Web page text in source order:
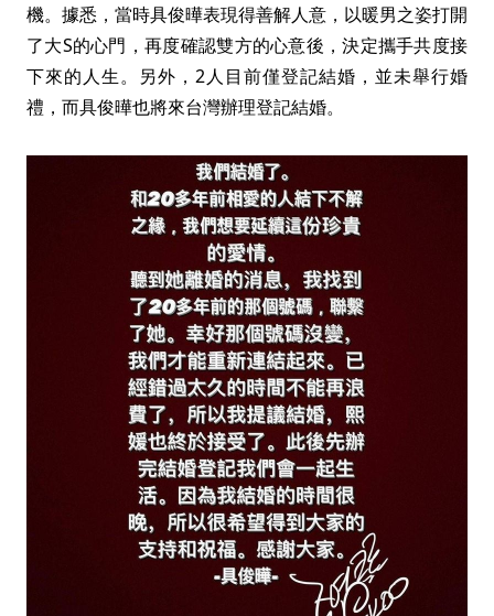
機。據悉，當時具俊曄表現得善解人意，以暖男之姿打開
了大S的心門，再度確認雙方的心意後，決定攜手共度接
下來的人生。另外，2人目前僅登記結婚，並未舉行婚
禮，而具俊曄也將來台灣辦理登記結婚。